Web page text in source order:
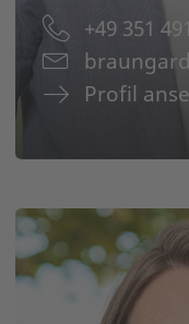
+49 351
Profil